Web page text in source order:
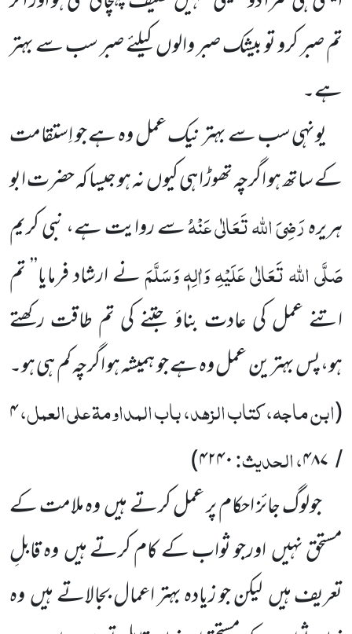
تم صبر کرو تو بیشک صبر والوںکیلئے صبر سب سے بہتر
ہے۔
یونہی سب سے بہتر نیک عمل وہ ہے جو اِستقامت
کے ساتھ ہو اگرچہ تھوڑا ہی کیوںنہ ہو جیسا کہ حضرت ابو
ہریرہرَضِیَ اللہ تَعَالٰی عَنْہُسے روایت ہے، نبی کریم
صَلَّی اللہ تَعَالٰی عَلَیْہِ وَاٰلِہٖ وَسَلَّمَنے ارشاد فرمایا’’ تم
اتنے عمل کی عادت بناؤ جتنے کی تم طاقت رکھتے
ہو،پس بہترین عمل وہ ہے جو ہمیشہ ہو اگرچہ کم ہی ہو۔
(ابن ماجہ، کتاب الزہد، باب المداومۃ علی العمل،۴
/ ۴۸۷، الحدیث:۴۲۴۰)
جولوگ جائز احکام پر عمل کرتے ہیںوہ ملامت کے
مستحق نہیںاورجو ثواب کے کام کرتے ہیںوہ قابلِ
تعریف ہیںلیکن جو زیادہ بہتر اعمال بجالاتے ہیںوہ